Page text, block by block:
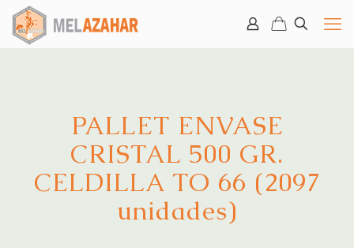
PALLET ENVASE
CRISTAL 500 GR.
CELDILLA TO 66 (2097
unidades)